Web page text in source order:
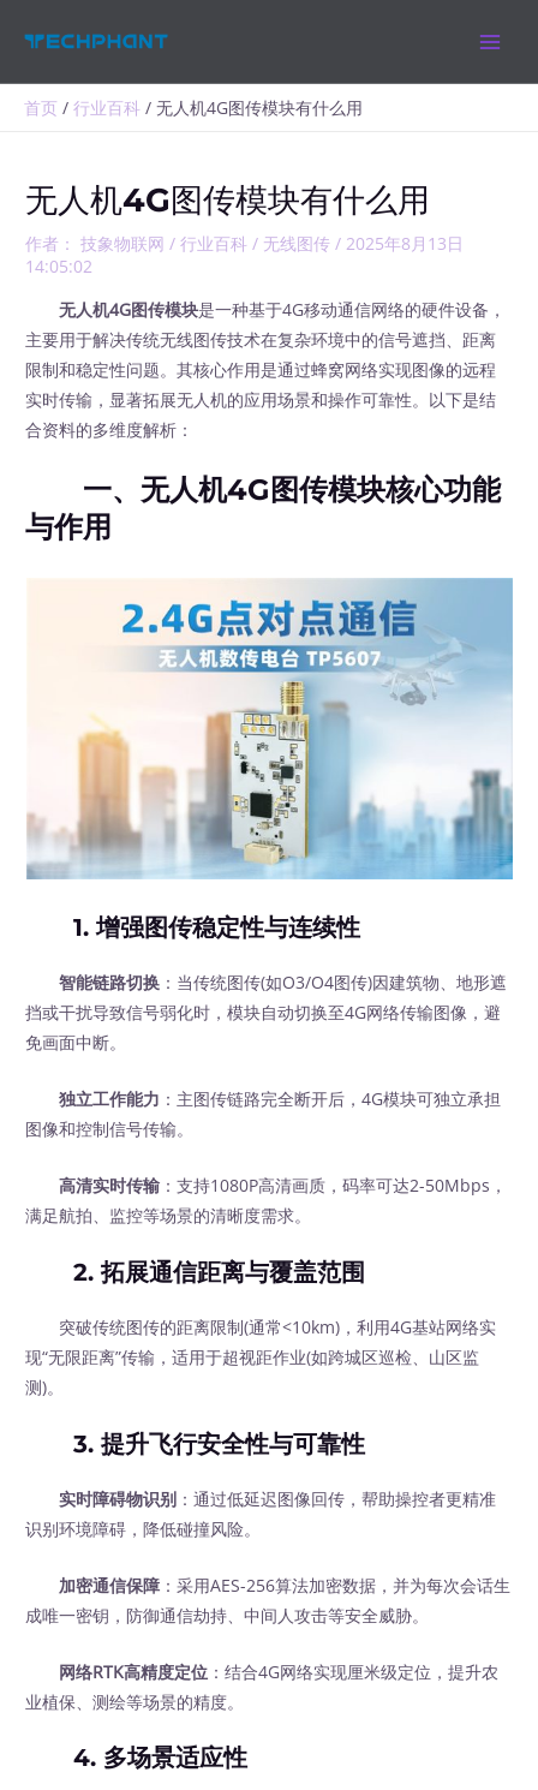
首页 行业百科 无人机4G图传模块有什么用
无人机4G图传模块有什么用
作者： 技象物联网/行业百科 / 无线图传 /2025年8月13日
14:05:02
无人机4G图传模块是一种基于4G移动通信网络的硬件设备，
主要用于解决传统无线图传技术在复杂环境中的信号遮挡、距离
限制和稳定性问题。其核心作用是通过蜂窝网络实现图像的远程
实时传输，显著拓展无人机的应用场景和操作可靠性。以下是结
合资料的多维度解析：
一、无人机4G图传模块核心功能
与作用
1.增强图传稳定性与连续性
智能链路切换 ：当传统图传(如O3/O4图传)因建筑物、地形遮
挡或干扰导致信号弱化时，模块自动切换至4G网络传输图像，避
免画面中断。
独立工作能力 ：主图传链路完全断开后，4G模块可独立承担
图像和控制信号传输。
高清实时传输 ：支持1080P高清画质，码率可达2-50Mbps，
满足航拍、监控等场景的清晰度需求。
2.拓展通信距离与覆盖范围
突破传统图传的距离限制(通常<10km)，利用4G基站网络实
现“无限距离”传输，适用于超视距作业(如跨城区巡检、山区监
测)。
3.提升飞行安全性与可靠性
实时障碍物识别 ：通过低延迟图像回传，帮助操控者更精准
识别环境障碍，降低碰撞风险。
加密通信保障 ：采用AES-256算法加密数据，并为每次会话生
成唯一密钥，防御通信劫持、中间人攻击等安全威胁。
网络RTK高精度定位 ：结合4G网络实现厘米级定位，提升农
业植保、测绘等场景的精度。
4. 多场景适应性